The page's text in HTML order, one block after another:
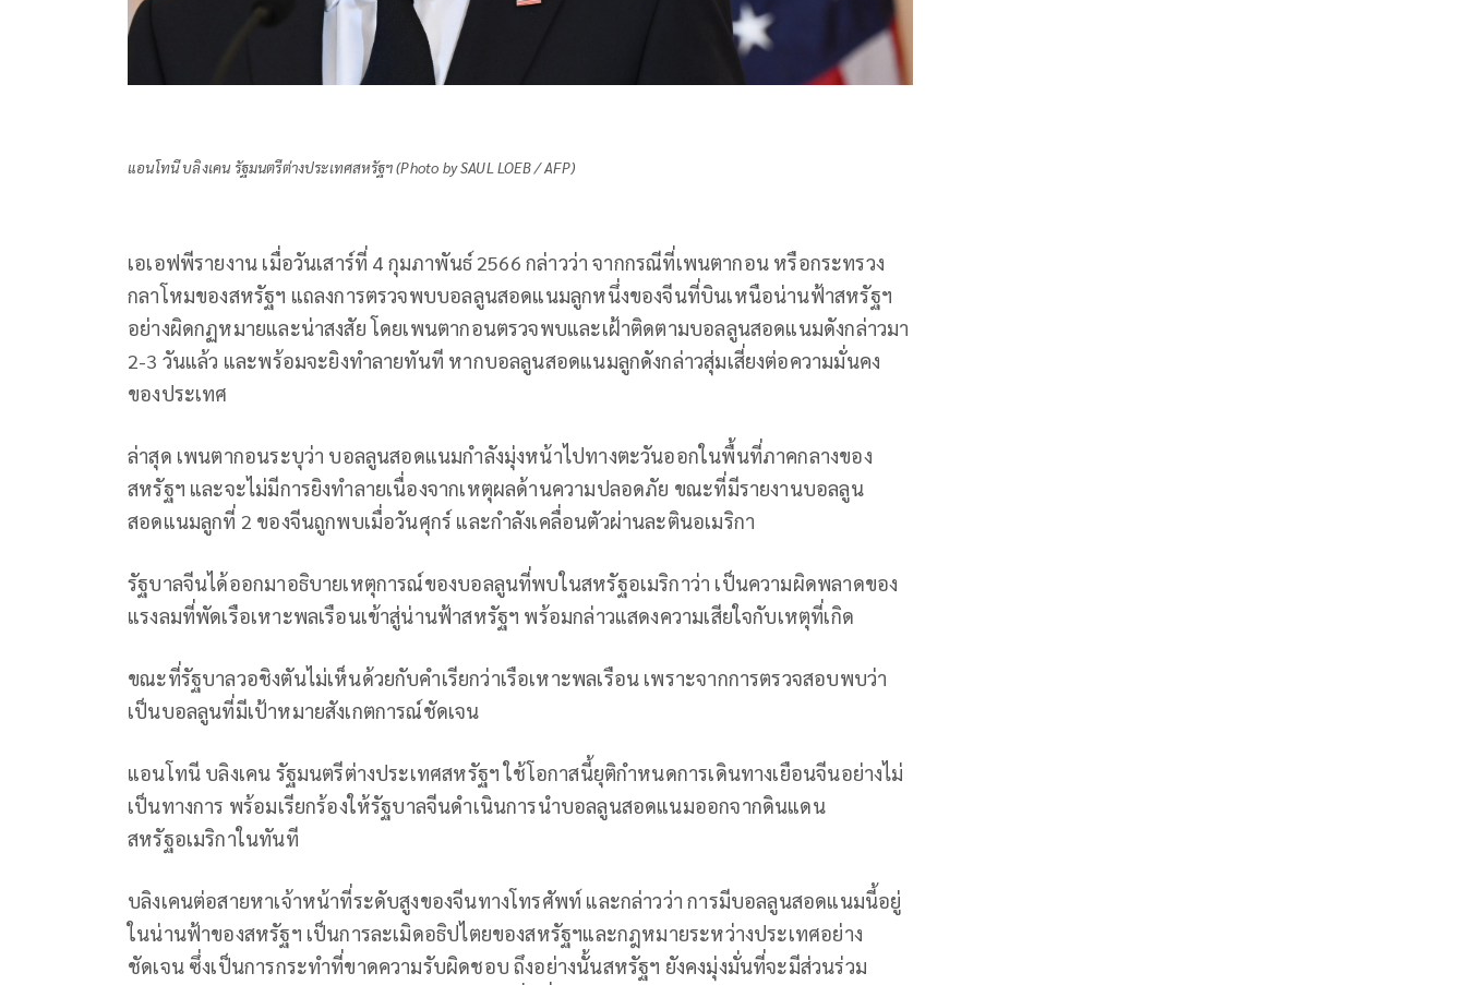
แอนโทนี บลิงเคน รัฐมนตรีต่างประเทศสหรัฐฯ (Photo by SAUL LOEB / AFP)
เอเอฟพีรายงาน เมื่อวันเสาร์ที่ 4 กุมภาพันธ์ 2566 กล่าวว่า จากกรณีที่เพนตากอน หรือกระทรวง
กลาโหมของสหรัฐฯ แถลงการตรวจพบบอลลูนสอดแนมลูกหนึ่งของจีนที่บินเหนือน่านฟ้าสหรัฐฯ
อย่างผิดกฏหมายและน่าสงสัย โดยเพนตากอนตรวจพบและเฝ้าติดตามบอลลูนสอดแนมดังกล่าวมา
2-3 วันแล้ว และพร้อมจะยิงทำลายทันที หากบอลลูนสอดแนมลูกดังกล่าวสุ่มเสี่ยงต่อความมั่นคง
ของประเทศ
ล่าสุด เพนตากอนระบุว่า บอลลูนสอดแนมกำลังมุ่งหน้าไปทางตะวันออกในพื้นที่ภาคกลางของ
สหรัฐฯ และจะไม่มีการยิงทำลายเนื่องจากเหตุผลด้านความปลอดภัย ขณะที่มีรายงานบอลลูน
สอดแนมลูกที่ 2 ของจีนถูกพบเมื่อวันศุกร์ และกำลังเคลื่อนตัวผ่านละตินอเมริกา
รัฐบาลจีนได้ออกมาอธิบายเหตุการณ์ของบอลลูนที่พบในสหรัฐอเมริกาว่า เป็นความผิดพลาดของ
แรงลมที่พัดเรือเหาะพลเรือนเข้าสู่น่านฟ้าสหรัฐฯ พร้อมกล่าวแสดงความเสียใจกับเหตุที่เกิด
ขณะที่รัฐบาลวอชิงตันไม่เห็นด้วยกับคำเรียกว่าเรือเหาะพลเรือน เพราะจากการตรวจสอบพบว่า
เป็นบอลลูนที่มีเป้าหมายสังเกตการณ์ชัดเจน
แอนโทนี บลิงเคน รัฐมนตรีต่างประเทศสหรัฐฯ ใช้โอกาสนี้ยุติกำหนดการเดินทางเยือนจีนอย่างไม่
เป็นทางการ พร้อมเรียกร้องให้รัฐบาลจีนดำเนินการนำบอลลูนสอดแนมออกจากดินแดน
สหรัฐอเมริกาในทันที
บลิงเคนต่อสายหาเจ้าหน้าที่ระดับสูงของจีนทางโทรศัพท์ และกล่าวว่า การมีบอลลูนสอดแนมนี้อยู่
ในน่านฟ้าของสหรัฐฯ เป็นการละเมิดอธิปไตยของสหรัฐฯและกฎหมายระหว่างประเทศอย่าง
ชัดเจน ซึ่งเป็นการกระทำที่ขาดความรับผิดชอบ ถึงอย่างนั้นสหรัฐฯ ยังคงมุ่งมั่นที่จะมีส่วนร่วม